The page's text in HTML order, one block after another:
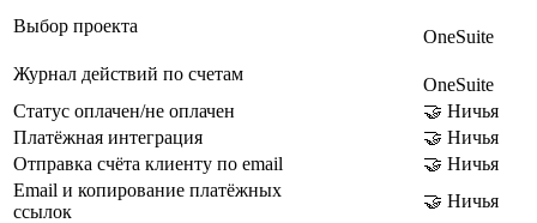
Выбор проекта
OneSuite
Журнал действий по счетам
OneSuite
Статус оплачен/не оплачен
🤝 Ничья
Платёжная интеграция
🤝 Ничья
Отправка счёта клиенту по email
🤝 Ничья
Email и копирование платёжных
ссылок
🤝 Ничья